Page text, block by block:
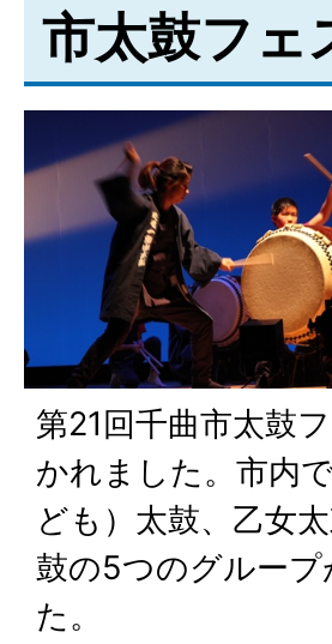
市太鼓フェ
第21回千曲市太鼓
かれました。市内
ども）太鼓、乙女
鼓の5つのグルー
た。